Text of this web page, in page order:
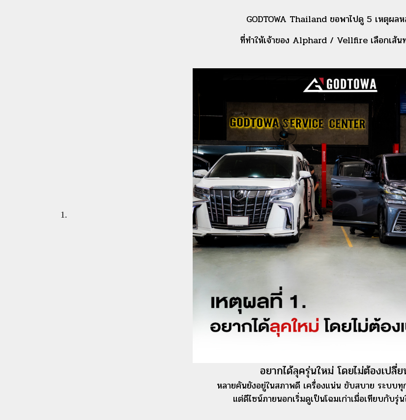
GODTOWA Thailand ขอพาไปดู 5 เหตุผล
ที่ทำให้เจ้าของ Alphard / Vellfire เลือกเส้น
อยากได้ลุครุ่นใหม่ โดยไม่ต้องเปลี่
หลายคันยังอยู่ในสภาพดี เครื่องแน่น ขับสบาย ระบบ
แต่ดีไซน์ภายนอกเริ่มดูเป็นโฉมเก่าเมื่อเทียบกับรุ่